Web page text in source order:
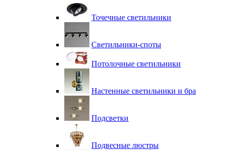
Точечные светильники
Светильники-споты
Потолочные светильники
Настенные светильники и бра
Подсветки
Подвесные люстры